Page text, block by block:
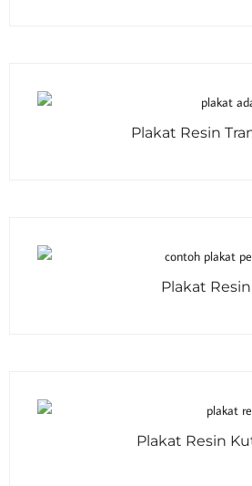
Plakat Resin
Plakat
Plakat Resin